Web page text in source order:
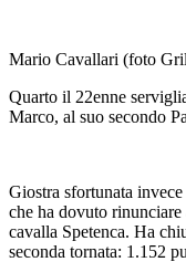
Mario Cavallari (foto
Quarto il 22enne
Marco, al suo secondo
Giostra sfortunata
che ha dovuto
cavalla Spetenca. Ha
seconda tornata: 1.152